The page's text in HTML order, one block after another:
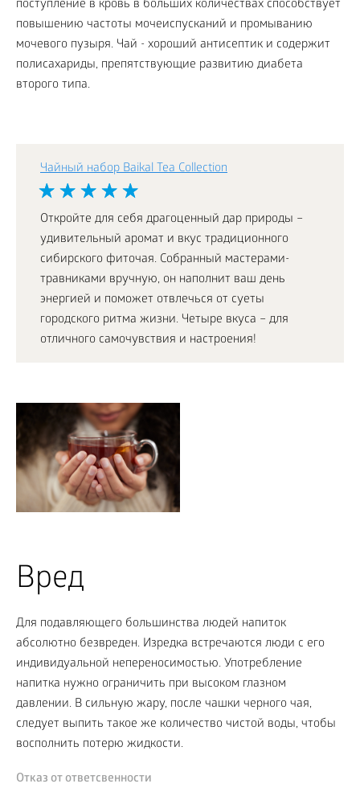
поступление в кровь в больших количествах способствует
повышению частоты мочеиспусканий и промыванию
мочевого пузыря. Чай - хороший антисептик и содержит
полисахариды, препятствующие развитию диабета
второго типа.
Чайный набор Baikal Tea Collection
Откройте для себя драгоценный дар природы –
удивительный аромат и вкус традиционного
сибирского фиточая. Собранный мастерами-
травниками вручную, он наполнит ваш день
энергией и поможет отвлечься от суеты
городского ритма жизни. Четыре вкуса – для
отличного самочувствия и настроения!
Вред
Для подавляющего большинства людей напиток
абсолютно безвреден. Изредка встречаются люди с его
индивидуальной непереносимостью. Употребление
напитка нужно ограничить при высоком глазном
давлении. В сильную жару, после чашки черного чая,
следует выпить такое же количество чистой воды, чтобы
восполнить потерю жидкости.
Отказ от ответсвенности